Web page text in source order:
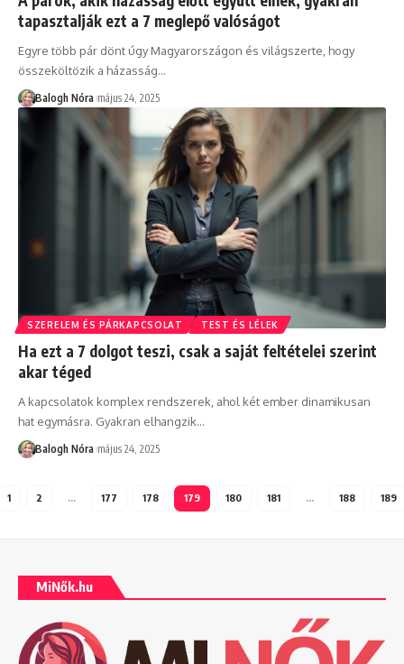
tapasztalják ezt a 7 meglepő valóságot
Egyre több pár dönt úgy Magyarországon és világszerte, hogy
összeköltözik a házasság…
Balogh Nóra május 24, 2025
SZERELEM ÉS PÁRKAPCSOLAT TEST ÉS LÉLEK
Ha ezt a 7 dolgot teszi, csak a saját feltételei szerint
akar téged
A kapcsolatok komplex rendszerek, ahol két ember dinamikusan
hat egymásra. Gyakran elhangzik…
Balogh Nóra május 24, 2025
1 2 … 177 178 179 180 181 … 188 189
MiNők.hu